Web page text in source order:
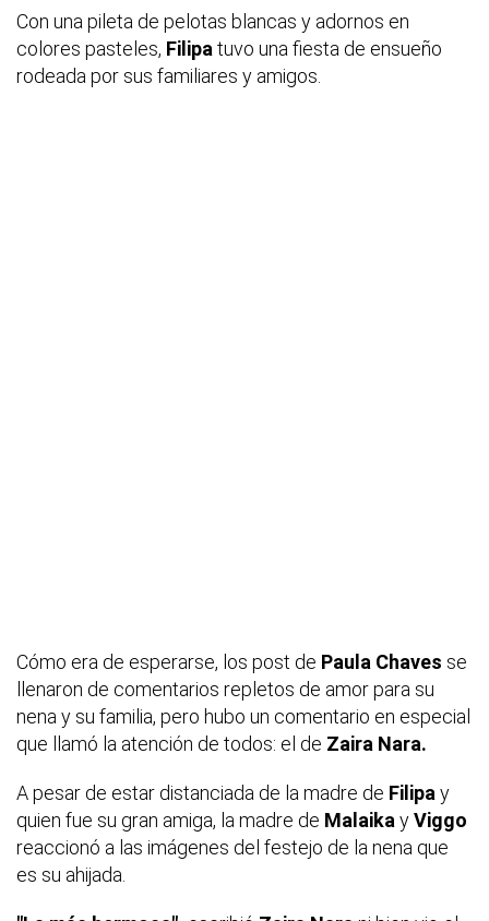
Con una pileta de pelotas blancas y adornos en
colores pasteles, Filipa tuvo una fiesta de ensueño
rodeada por sus familiares y amigos.
Cómo era de esperarse, los post de Paula Chaves se
llenaron de comentarios repletos de amor para su
nena y su familia, pero hubo un comentario en especial
que llamó la atención de todos: el de Zaira Nara.
A pesar de estar distanciada de la madre de Filipa y
quien fue su gran amiga, la madre de Malaika yViggo
reaccionó a las imágenes del festejo de la nena que
es su ahijada.